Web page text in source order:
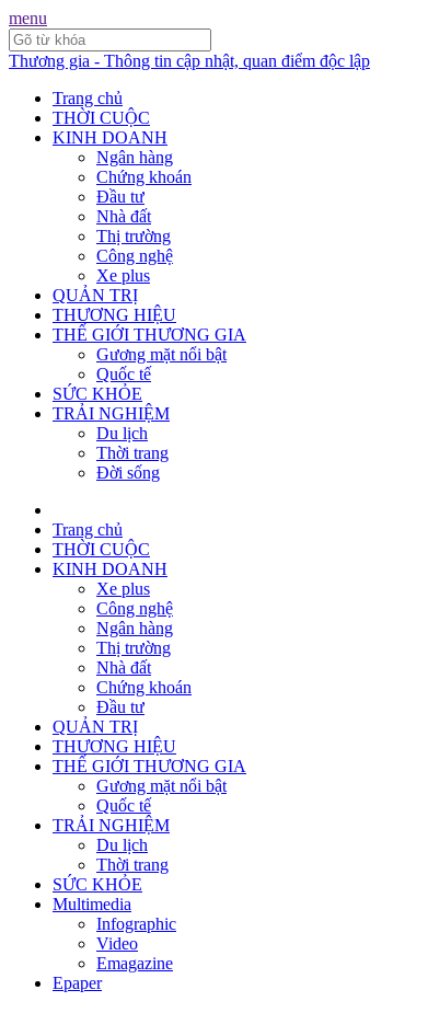
menu
Thương gia - Thông tin cập nhật, quan điểm độc lập
Trang chủ
THỜI CUỘC
KINH DOANH
Ngân hàng
Chứng khoán
Đầu tư
Nhà đất
Thị trường
Công nghệ
Xe plus
QUẢN TRỊ
THƯƠNG HIỆU
THẾ GIỚI THƯƠNG GIA
Gương mặt nổi bật
Quốc tế
SỨC KHỎE
TRẢI NGHIỆM
Du lịch
Thời trang
Đời sống
Trang chủ
THỜI CUỘC
KINH DOANH
Xe plus
Công nghệ
Ngân hàng
Thị trường
Nhà đất
Chứng khoán
Đầu tư
QUẢN TRỊ
THƯƠNG HIỆU
THẾ GIỚI THƯƠNG GIA
Gương mặt nổi bật
Quốc tế
TRẢI NGHIỆM
Du lịch
Thời trang
SỨC KHỎE
Multimedia
Infographic
Video
Emagazine
Epaper